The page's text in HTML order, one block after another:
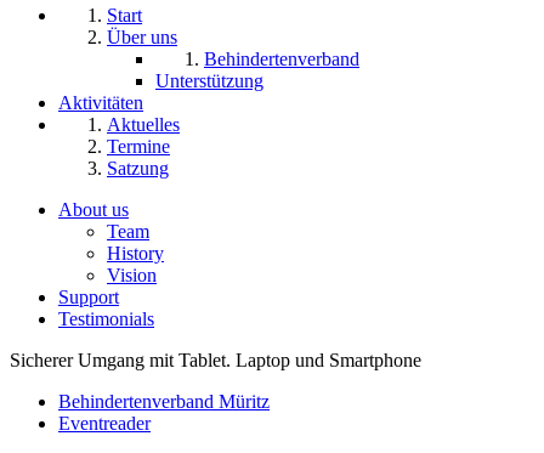
Start
Über uns
Behindertenverband
Unterstützung
Aktivitäten
Aktuelles
Termine
Satzung
About us
Team
History
Vision
Support
Testimonials
Sicherer Umgang mit Tablet. Laptop und Smartphone
Behindertenverband Müritz
Eventreader